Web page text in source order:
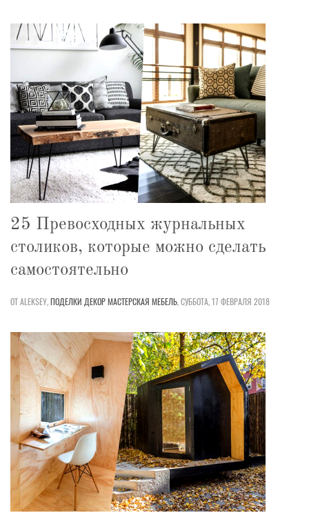
25 Превосходных журнальных
столиков, которые можно сделать
самостоятельно
ОТ ALEKSEY,ПОДЕЛКИ ДЕКОРМАСТЕРСКАЯ МЕБЕЛЬ,СУББОТА, 17 ФЕВРАЛЯ 2018